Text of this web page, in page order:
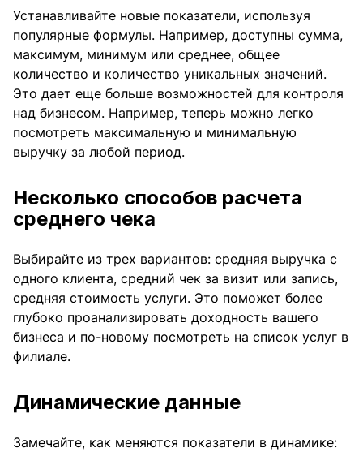
Устанавливайте новые показатели, используя
популярные формулы. Например, доступны сумма,
максимум, минимум или среднее, общее
количество и количество уникальных значений.
Это дает еще больше возможностей для контроля
над бизнесом. Например, теперь можно легко
посмотреть максимальную и минимальную
выручку за любой период.
Несколько способов расчета
среднего чека
Выбирайте из трех вариантов: средняя выручка с
одного клиента, средний чек за визит или запись,
средняя стоимость услуги. Это поможет более
глубоко проанализировать доходность вашего
бизнеса и по-новому посмотреть на список услуг в
филиале.
Динамические данные
Замечайте, как меняются показатели в динамике: